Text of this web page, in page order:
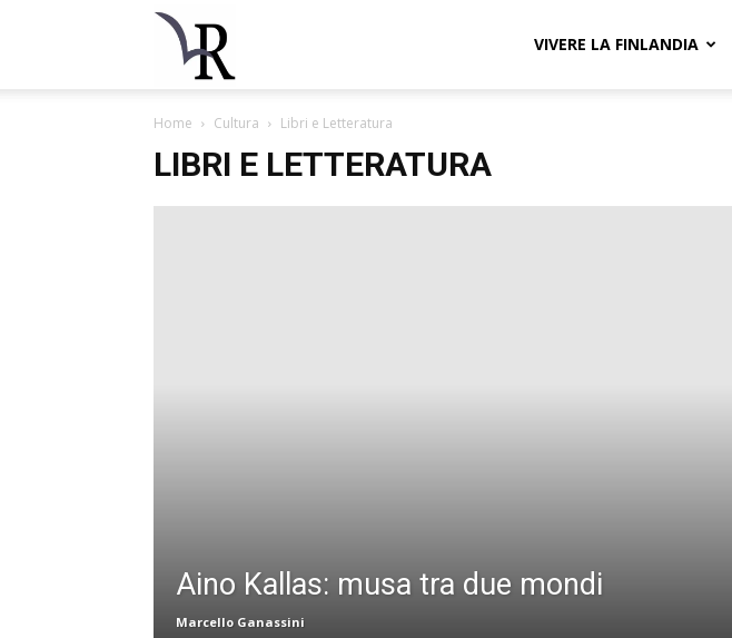
Rondine
VIVERE LA FINLANDIA
Home Cultura Libri e Letteratura
LIBRI E LETTERATURA
Aino Kallas: musa tra due mondi
Marcello Ganassini